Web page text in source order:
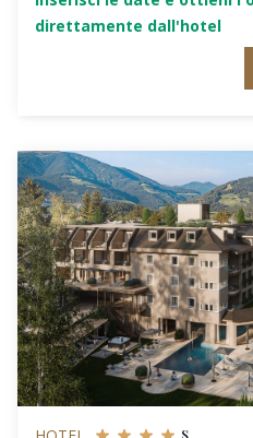
direttamente dall'hotel
s